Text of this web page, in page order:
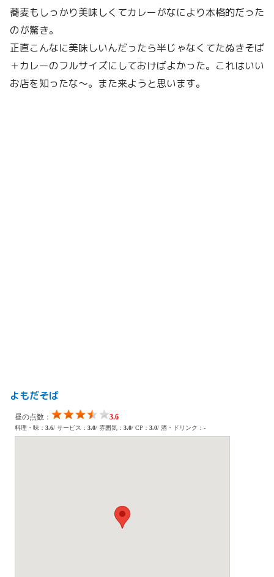
蕎麦もしっかり美味しくてカレーがなにより本格的だった
のが驚き。
正直こんなに美味しいんだったら半じゃなくてたぬきそば
＋カレーのフルサイズにしておけばよかった。これはいい
お店を知ったな〜。また来ようと思います。
よもだそば